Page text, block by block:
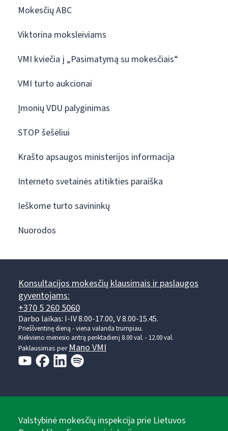
Mokesčių ABC
Viktorina moksleiviams
VMI kviečia į „Pasimatymą su mokesčiais“
VMI turto aukcionai
Įmonių VDU palyginimas
STOP šešėliui
Krašto apsaugos ministerijos informacija
Interneto svetainės atitikties paraiška
Ieškome turto savininkų
Nuorodos
Konsultacijos mokesčių klausimais ir paslaugos
gyventojams:
+370 5 260 5060
Darbo laikas: I-IV 8.00-17.00, V 8.00-15.45.
Prieššventinę dieną - viena valanda trumpiau.
Kiekvieno mėnesio antrą penktadienį 8.00 val. - 12.00 val.
Paklausimas per Mano VMI
Valstybinė mokesčių inspekcija prie Lietuvos